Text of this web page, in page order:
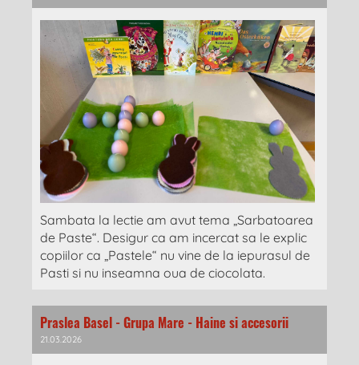
Sambata la lectie am avut tema „Sarbatoarea
de Paste“. Desigur ca am incercat sa le explic
copiilor ca „Pastele“ nu vine de la iepurasul de
Pasti si nu inseamna oua de ciocolata.
Praslea Basel - Grupa Mare - Haine si accesorii
21.03.2026